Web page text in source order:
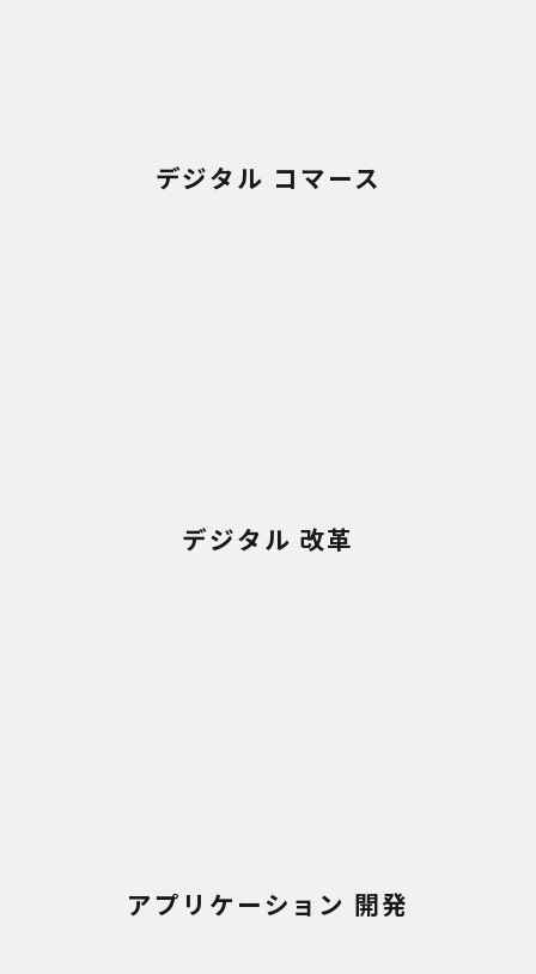
デジタル コマース
デジタル 改革
アプリケーション 開発